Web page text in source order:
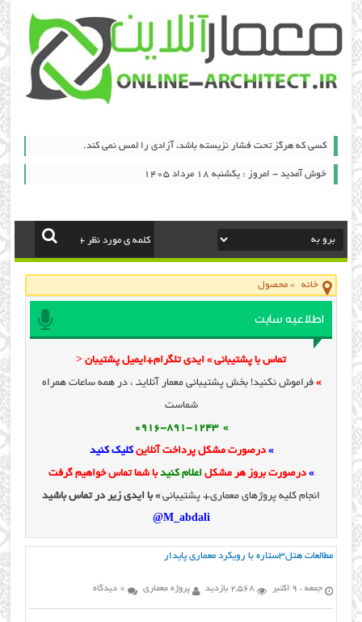
كسي كه هرگز تحت فشار نزيسته باشد، آزادي را لمس نمي كند.
خوش آمدید - امروز : یکشنبه ۱۸ مرداد ۱۴۰۵
خانه »محصول
اطلاعیه سایت
تماس با پشتیبانی » ایدی تلگرام+ایمیل پشتیبان <
» فراموش نکنید! بخش پشتیبانی معمار آنلاینـ ، در همه ساعات همراه
شماست
» 0916-891-1243
» درصورت مشکل پرداخت آنلاینکلیک کنید
» درصورت بروز هر مشکل اعلام کنیدبا شما تماس خواهیم گرفت
انجام کلیه پروژهای معماری+ پشتیبانی» با ایدی زیر در تماس باشید
M_abdali@
مطالعات هتل۳ستاره با رویکرد معماری پایدار
جمعه ، 9 اکتبر 2,568 بازدید پروژه معماری 0 دیدگاه